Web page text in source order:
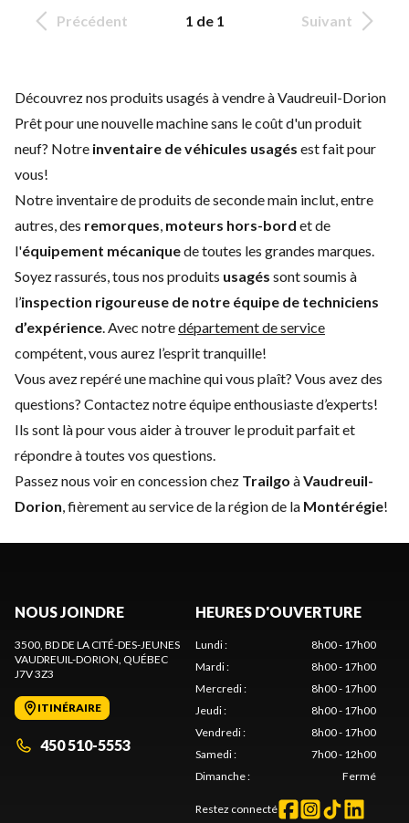
Précédent 1 de 1 Suivant
Découvrez nos produits usagés à vendre à Vaudreuil-Dorion
Prêt pour une nouvelle machine sans le coût d'unproduit
neuf? Notre inventaire de véhicules usagés est fait pour
vous!
Notre inventaire de produits de seconde main inclut, entre
autres, des remorques moteurs hors-bord et de
l'équipement mécaniquede toutes les grandes marques.
Soyez rassurés, tous nos produits usagés sont soumis à
l’inspection rigoureuse de notre équipe de techniciens
d’expérience . Avec notredépartement de service
compétent, vous aurez l’esprit tranquille!
Vous avez repéré une machine qui vous plaît? Vous avez des
questions? Contactez notre équipe enthousiaste d’experts!
Ils sont là pour vous aider à trouver le produit parfait et
répondre à toutes vos questions.
Passez nous voir en concession chez Trailgo àVaudreuil-
Dorion , fièrement au service de la région de la Montérégie!
NOUS JOINDRE
3500, BD DE LA CITÉ-DES-JEUNES
VAUDREUIL-DORION , QUÉBEC
J7V 3Z3
ITINÉRAIRE
450 510-5553
HEURES D'OUVERTURE
Lundi:
8h00 - 17h00
Mardi:
8h00 - 17h00
Mercredi:
8h00 - 17h00
Jeudi:
8h00 - 17h00
Vendredi:
8h00 - 17h00
Samedi:
7h00 - 12h00
Dimanche: Fermé
Restez connecté